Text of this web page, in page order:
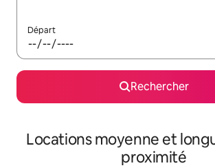
Départ
Rechercher
Locations moyenne et
proximité